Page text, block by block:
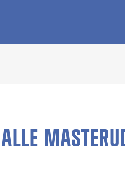
ALLE